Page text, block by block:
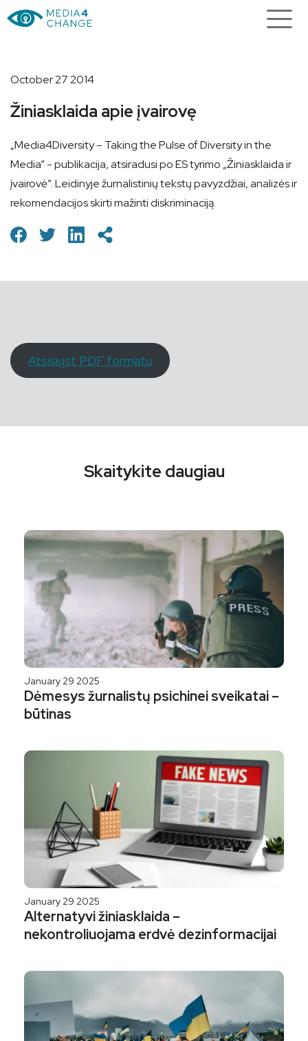
October 27 2014
Žiniasklaida apie įvairovę
„Media4Diversity – Taking the Pulse of Diversity in the
Media” - publikacija, atsiradusi po ES tyrimo „Žiniasklaida ir
įvairovė”. Leidinyje žurnalistinių tekstų pavyzdžiai, analizės ir
rekomendacijos skirti mažinti diskriminaciją.
Atsisiųst PDF formatu
Skaitykite daugiau
January 29 2025
Dėmesys žurnalistų psichinei sveikatai –
būtinas
January 29 2025
Alternatyvi žiniasklaida –
nekontroliuojama erdvė dezinformacijai